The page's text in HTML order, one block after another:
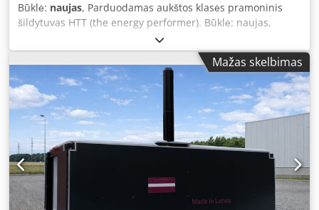
Būklė: naujas, Parduodamas aukštos klasės pramoninis
šildytuvas HTT (the energy performer). Būklė: naujas,
nenaudotas, sandėliuotas (sandėlio likutis, galimi nedideli
sandėliavimo žymių). 🔧 Techniniai duomenys: Gamintojas:
HTT Katalogo numeris: KA19-03910/1/1 Csdpfx Afeyx I Sfo
Horf Serijinis numeris: 6170G953 Galingumas: 40 kW
Įtampa: 400-440V, 3 fazės (V/3Ph) Apsaugos klasė: IP66
Montavimas: flanšinis Sertifikatas: CE 📏 Konstrukcija:
keliaelementis šildytuvas (kelios kaitinimo vamzdžiai) tvirta
pramoninė konstrukcija aliumininė prijungimo dėžutė
flanšinis pajungimas 💡 Pritaikymas: vandens ir
technologinių skysčių šildymas pramoniniai rezervuarai
gamybinės instaliacijos šildymo ir technologinės sistemos
📦 Komplektacija: Tiksliai tai, kas parodyta nuotraukose
Mažas skelbimas